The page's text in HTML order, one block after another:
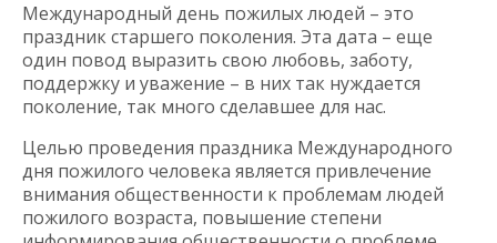
Международный день пожилых людей – это
праздник старшего поколения. Эта дата – еще
один повод выразить свою любовь, заботу,
поддержку и уважение – в них так нуждается
поколение, так много сделавшее для нас.
Целью проведения праздника Международного
дня пожилого человека является привлечение
внимания общественности к проблемам людей
пожилого возраста, повышение степени